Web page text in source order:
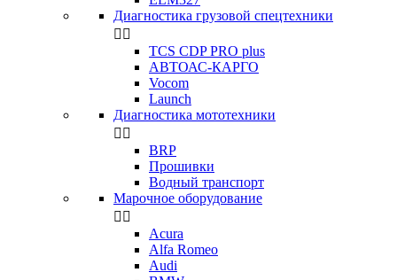
Диагностика грузовой спецтехники
 
TCS CDP PRO plus
АВТОАС-КАРГО
Vocom
Launch
Диагностика мототехники
 
BRP
Прошивки
Водный транспорт
Марочное оборудование
 
Acura
Alfa Romeo
Audi